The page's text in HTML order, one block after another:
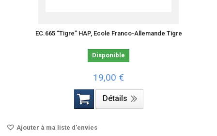
EC.665 “Tigre” HAP, Ecole Franco-Allemande Tigre
Disponible
19,00 €
Détails
Ajouter à ma liste d'envies